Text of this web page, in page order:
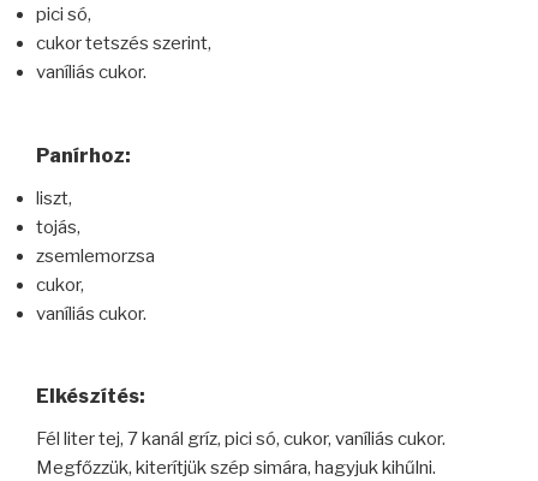
pici só,
cukor tetszés szerint,
vaníliás cukor.
Panírhoz:
liszt,
tojás,
zsemlemorzsa
cukor,
vaníliás cukor.
Elkészítés:
Fél liter tej, 7 kanál gríz, pici só, cukor, vaníliás cukor.
Megfőzzük, kiterítjük szép simára, hagyjuk kihűlni.